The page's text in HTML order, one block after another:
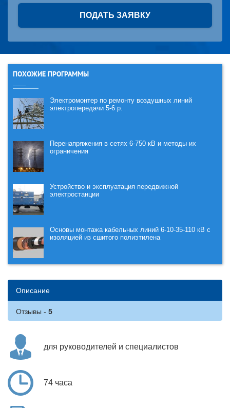
ПОДАТЬ ЗАЯВКУ
ПОХОЖИЕ ПРОГРАММЫ
Электромонтер по ремонту воздушных линий
электропередачи 5-6 р.
Перенапряжения в сетях 6-750 кВ и методы их
ограничения
Устройство и эксплуатация передвижной
электростанции
Основы монтажа кабельных линий 6-10-35-110 кВ с
изоляцией из сшитого полиэтилена
Описание
Отзывы
для руководителей и специалистов
74 часа